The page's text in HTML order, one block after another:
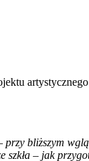
bliższym
– jak